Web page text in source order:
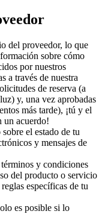
del proveedor, lo que
sobre cómo
por nuestros
a través de nuestra
de reserva (a
y, una vez aprobadas
más tarde), ¡tú y el
un acuerdo!
el estado de tu
y mensajes de
y condiciones
del producto o servicio
específicas de tu
es posible si lo